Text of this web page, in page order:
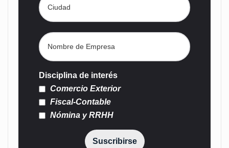
Disciplina de interés
Comercio Exterior
Fiscal-Contable
Nómina y RRHH
Suscribirse